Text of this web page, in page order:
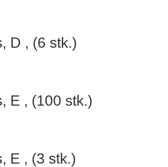
D , (6 stk.)
E , (100 stk.)
E , (3 stk.)